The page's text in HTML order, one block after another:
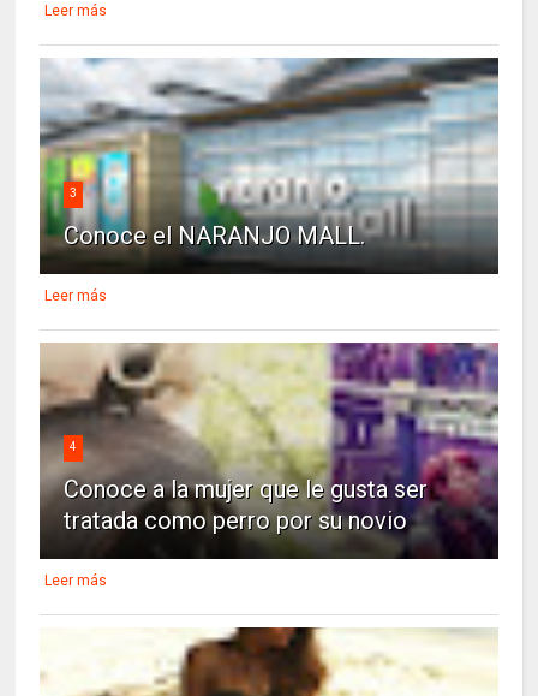
Leer más
3
Conoce el NARANJO MALL.
Leer más
4
Conoce a la mujer que le gusta ser
tratada como perro por su novio
Leer más